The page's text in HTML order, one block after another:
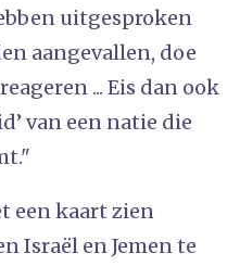
uitgesproken
aangevallen, doe
... Eis dan ook
van een natie die
een kaart zien
Israël en Jemen te